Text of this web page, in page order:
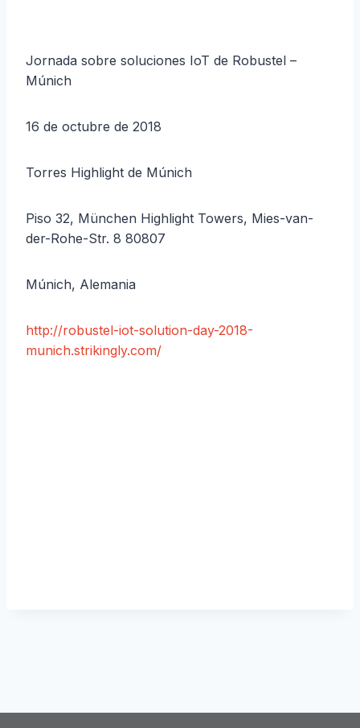
Jornada sobre soluciones IoT de Robustel –
Múnich
16 de octubre de 2018
Torres Highlight de Múnich
Piso 32, München Highlight Towers, Mies-van-
der-Rohe-Str. 8 80807
Múnich, Alemania
http://robustel-iot-solution-day-2018-
munich.strikingly.com/